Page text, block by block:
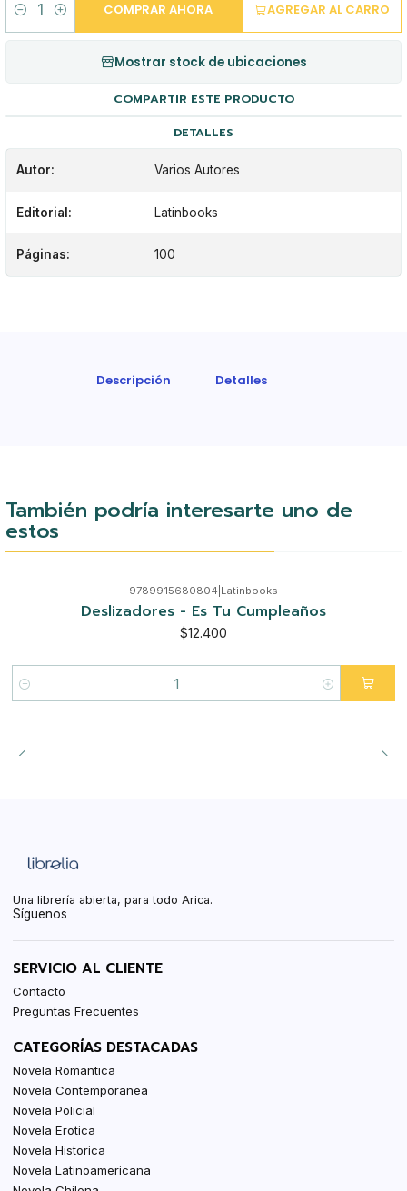
Cantidad
AGREGAR AL CARRO
COMPRAR AHORA
Mostrar stock de ubicaciones
COMPARTIR ESTE PRODUCTO
DETALLES
Autor: Varios Autores
Editorial: Latinbooks
Páginas: 100
Descripción Detalles
También podría interesarte uno de
estos
9789915680804 Latinbooks
Deslizadores - Es Tu Cumpleaños
$12.400
Cantidad
Una librería abierta, para todo Arica.
Síguenos
SERVICIO AL CLIENTE
Contacto
Preguntas Frecuentes
CATEGORÍAS DESTACADAS
Novela Romantica
Novela Contemporanea
Novela Policial
Novela Erotica
Novela Historica
Novela Latinoamericana